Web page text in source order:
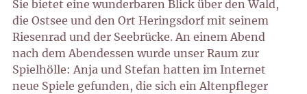
Sie bietet eine wunderbaren Blick über den Wald,
die Ostsee und den Ort Heringsdorf mit seinem
Riesenrad und der Seebrücke. An einem Abend
nach dem Abendessen wurde unser Raum zur
Spielhölle: Anja und Stefan hatten im Internet
neue Spiele gefunden, die sich ein Altenpfleger